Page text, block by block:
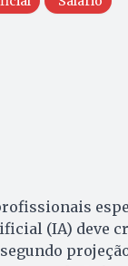
(IA) deve